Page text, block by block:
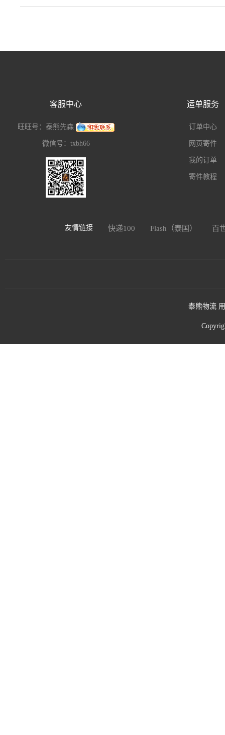
客服中心
旺旺号：泰熊先森
微信号：txbh66
运单服务
订单中心
网页寄件
我的订单
寄件教程
友情链接 快递100 Flash（泰国） 百
泰熊物流